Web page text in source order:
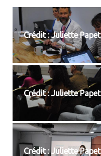
Crédit : Juliette Papet
Crédit : Juliette Papet
Crédit : Juliette Papet